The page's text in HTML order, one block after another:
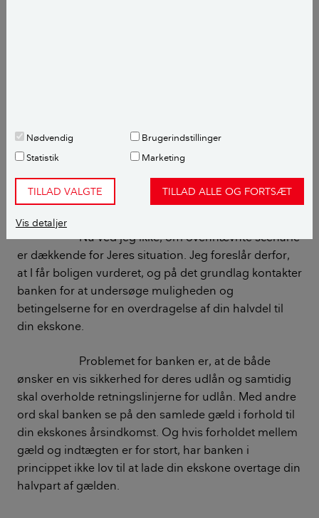
Nødvendig
Brugerindstillinger
Statistik
Marketing
TILLAD VALGTE TILLAD ALLE OG FORTSÆT
Vis detaljer
anslået 75.000 i salgs-omkostninger. Bundlinjen
bliver derefter, at I til sammen skal dække
underskuddet på 275.000 kr. I sådan en situation
kræver et salg en accept fra banken, der skal låne Jer
pengene til at dække underskuddet.
Nu ved jeg ikke, om ovennævnte scenarie
er dækkende for Jeres situation. Jeg foreslår derfor,
at I får boligen vurderet, og på det grundlag kontakter
banken for at undersøge muligheden og
betingelserne for en overdragelse af din halvdel til
din ekskone.
Problemet for banken er, at de både
ønsker en vis sikkerhed for deres udlån og samtidig
skal overholde retningslinjerne for udlån. Med andre
ord skal banken se på den samlede gæld i forhold til
din ekskones årsindkomst. Og hvis forholdet mellem
gæld og indtægten er for stort, har banken i
princippet ikke lov til at lade din ekskone overtage din
halvpart af gælden.